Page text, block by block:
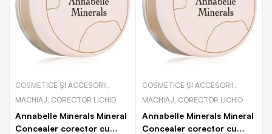
COSMETICE ȘI ACCESORII,
MACHIAJ, CORECTOR LICHID
Annabelle Minerals Mineral
Concealer corector cu
COSMETICE ȘI ACCESORII,
MACHIAJ, CORECTOR LICHID
Annabelle Minerals Mineral
Concealer corector cu